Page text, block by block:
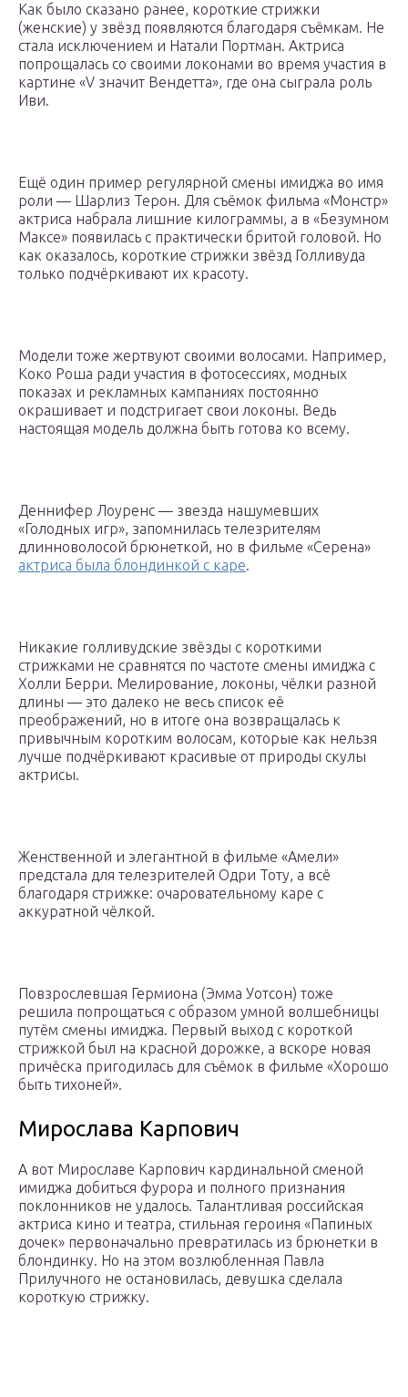
Как было сказано ранее, короткие стрижки
(женские) у звёзд появляются благодаря съёмкам. Не
стала исключением и Натали Портман. Актриса
попрощалась со своими локонами во время участия в
картине «V значит Вендетта», где она сыграла роль
Иви.
Ещё один пример регулярной смены имиджа во имя
роли — Шарлиз Терон. Для съёмок фильма «Монстр»
актриса набрала лишние килограммы, а в «Безумном
Максе» появилась с практически бритой головой. Но
как оказалось, короткие стрижки звёзд Голливуда
только подчёркивают их красоту.
Модели тоже жертвуют своими волосами. Например,
Коко Роша ради участия в фотосессиях, модных
показах и рекламных кампаниях постоянно
окрашивает и подстригает свои локоны. Ведь
настоящая модель должна быть готова ко всему.
Деннифер Лоуренс — звезда нашумевших
«Голодных игр», запомнилась телезрителям
длинноволосой брюнеткой, но в фильме «Серена»
актриса была блондинкой с каре.
Никакие голливудские звёзды с короткими
стрижками не сравнятся по частоте смены имиджа с
Холли Берри. Мелирование, локоны, чёлки разной
длины — это далеко не весь список её
преображений, но в итоге она возвращалась к
привычным коротким волосам, которые как нельзя
лучше подчёркивают красивые от природы скулы
актрисы.
Женственной и элегантной в фильме «Амели»
предстала для телезрителей Одри Тоту, а всё
благодаря стрижке: очаровательному каре с
аккуратной чёлкой.
Повзрослевшая Гермиона (Эмма Уотсон) тоже
решила попрощаться с образом умной волшебницы
путём смены имиджа. Первый выход с короткой
стрижкой был на красной дорожке, а вскоре новая
причёска пригодилась для съёмок в фильме «Хорошо
быть тихоней».
Мирослава Карпович
А вот Мирославе Карпович кардинальной сменой
имиджа добиться фурора и полного признания
поклонников не удалось. Талантливая российская
актриса кино и театра, стильная героиня «Папиных
дочек» первоначально превратилась из брюнетки в
блондинку. Но на этом возлюбленная Павла
Прилучного не остановилась, девушка сделала
короткую стрижку.